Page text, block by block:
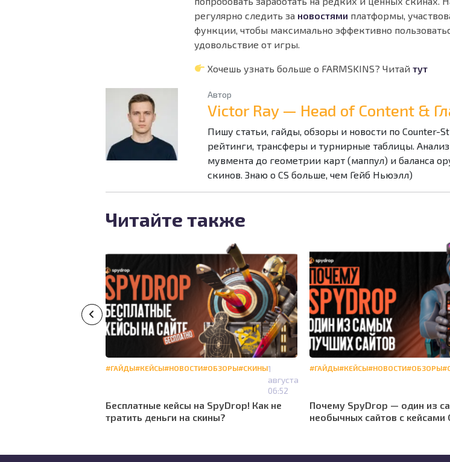
регулярно следить за новостями платформы,
функции, чтобы максимально эффективно
удовольствие от игры.
Хочешь узнать больше о FARMSKINS? Читайтут
Автор
Victor Ray — Head of Content &
Пишу статьи, гайды, обзоры и новости по Counter-
рейтинги, трансферы и турнирные таблицы.
мувмента до геометрии карт (маппул) и баланса
скинов. Знаю о CS больше, чем Гейб Ньюэлл)
Читайте также
#ГАЙДЫ#КЕЙСЫ#НОВОСТИ#ОБЗОРЫ#СКИНЫ1
августа
06:52
Бесплатные кейсы на SpyDrop! Как не
тратить деньги на скины?
#ГАЙДЫ#КЕЙСЫ#НОВОСТИ#ОБЗОРЫ
Почему SpyDrop — один из
необычных сайтов с кейсами